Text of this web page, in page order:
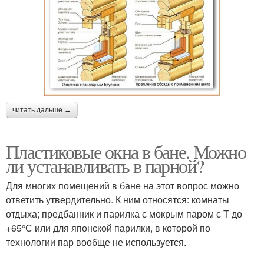
читать дальше →
Пластиковые окна в бане. Можно
ли устанавливать в парной?
Для многих помещений в бане на этот вопрос можно
ответить утвердительно. К ним относятся: комнаты
отдыха; предбанник и парилка с мокрым паром с Т до
+65°С или для японской парилки, в которой по
технологии пар вообще не используется.